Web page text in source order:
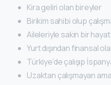
Kira geliri olan bireyler
Birikim sahibi olup
Aileleriyle sakin bir
Yurt dışından finansal
Türkiye’de çalışıp
Uzaktan çalışmayan